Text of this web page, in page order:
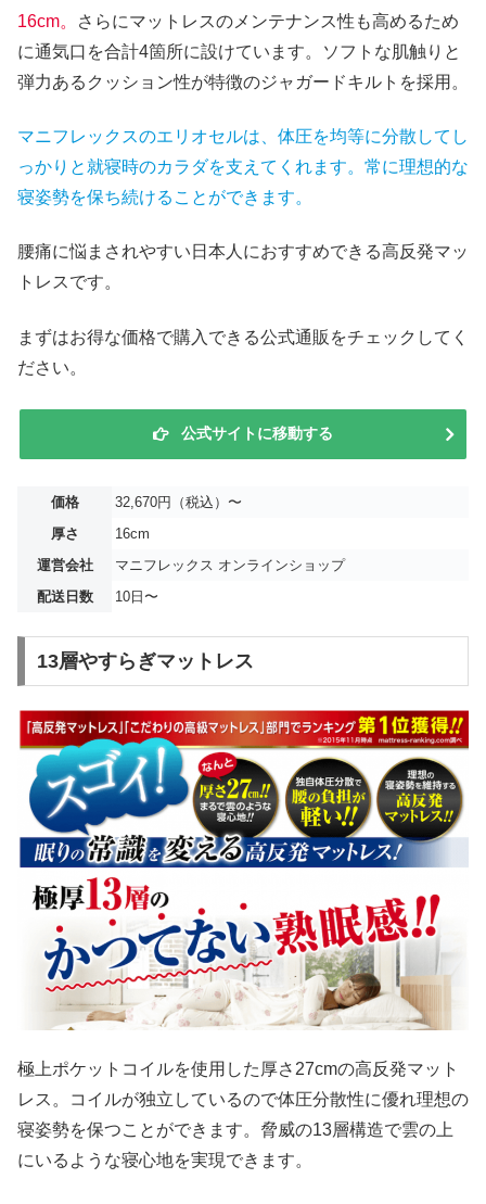
16cm。
さらにマットレスのメンテナンス性も高めるため
に通気口を合計4箇所に設けています。ソフトな肌触りと
弾力あるクッション性が特徴のジャガードキルトを採用。
マニフレックスのエリオセルは、体圧を均等に分散してし
っかりと就寝時のカラダを支えてくれます。常に理想的な
寝姿勢を保ち続けることができます。
腰痛に悩まされやすい日本人におすすめできる高反発マッ
トレスです。
まずはお得な価格で購入できる公式通販をチェックしてく
ださい。
公式サイトに移動する
価格
32,670円（税込）〜
厚さ
16cm
運営会社
マニフレックス オンラインショップ
配送日数
10日〜
13層やすらぎマットレス
極上ポケットコイルを使用した厚さ27cmの高反発マット
レス。コイルが独立しているので体圧分散性に優れ理想の
寝姿勢を保つことができます。脅威の13層構造で雲の上
にいるような寝心地を実現できます。